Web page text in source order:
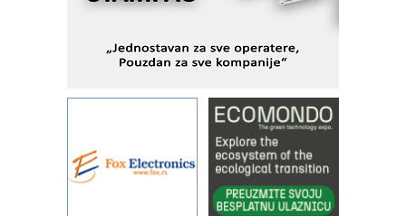
STAUFF – Komponente koje
sistema
YAMADA pumpe – japanska
pouzdanost u transferu fluida
Filtration Group Industrial – Napredna
rešenja za filtraciju u hidrauličkim i
procesnim sistemima